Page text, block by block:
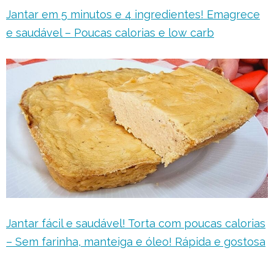
Jantar em 5 minutos e 4 ingredientes! Emagrece
e saudável – Poucas calorias e low carb
Jantar fácil e saudável! Torta com poucas calorias
– Sem farinha, manteiga e óleo! Rápida e gostosa